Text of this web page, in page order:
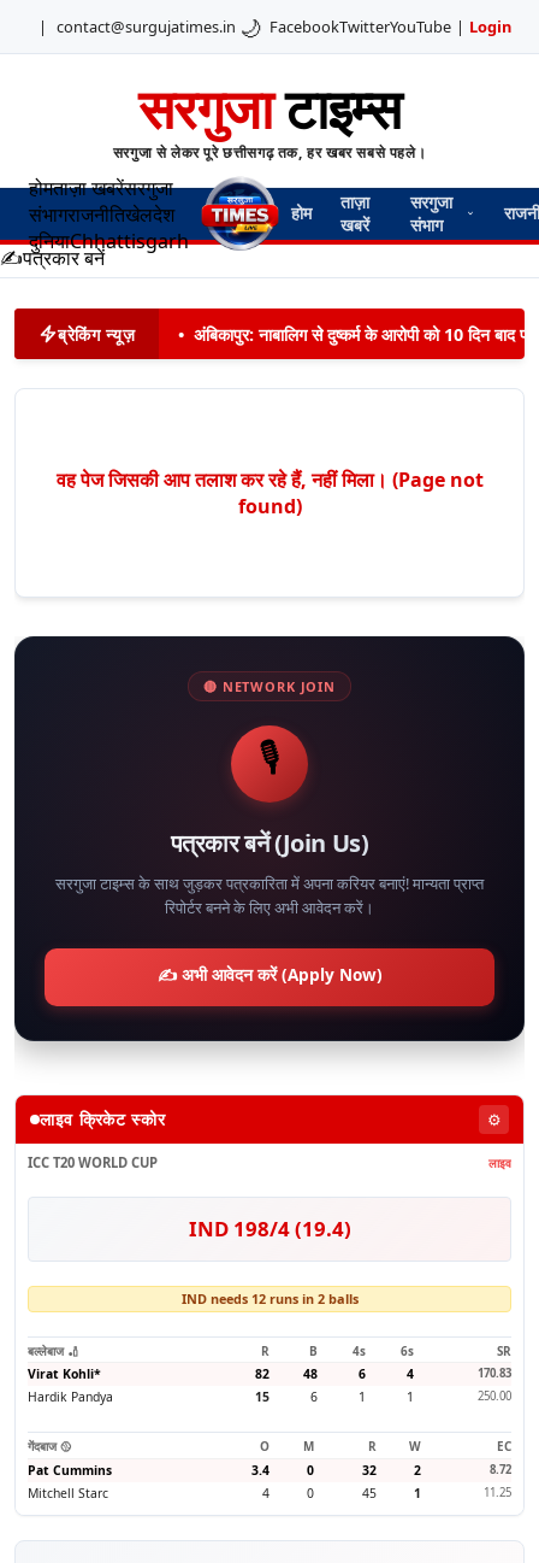
| contact@surgujatimes.in 🌙 FacebookTwitterYouTube | Login
सरगुजाटाइम्स
सरगुजा से लेकर पूरे छत्तीसगढ़ तक, हर खबर सबसे पहले।
होमताज़ा खबरेंसरगुजा
संभागराजनीतिखेलदेश
दुनियाChhattisgarh
होम
ताज़ा
खबरें
सरगुजा
संभाग
✍️पत्रकार बनें
ब्रेकिंग न्यूज़ • अंबिकापुर: नाबालिग से दुष्कर्म के आरोपी को 10 दिन बाद
वह पेज जिसकी आप तलाश कर रहे हैं, नहीं मिला। (Page not
found)
🔴 NETWORK JOIN
🎙️
पत्रकार बनें (Join Us)
सरगुजा टाइम्स के साथ जुड़कर पत्रकारिता में अपना करियर बनाएं! मान्यता प्राप्त
रिपोर्टर बनने के लिए अभी आवेदन करें।
✍️ अभी आवेदन करें (Apply Now)
लाइव क्रिकेट स्कोर ⚙️
ICC T20 WORLD CUP लाइव
IND 198/4 (19.4)
IND needs 12 runs in 2 balls
बल्लेबाज 🏏 R B 4s 6s
SR
Virat Kohli* 82 48 6 4 170.83
Hardik Pandya 15 6 1 1 250.00
गेंदबाज 🥎 O M R W
EC
Pat Cummins
3.4 0 32 2 8.72
Mitchell Starc 4 0 45 1 11.25